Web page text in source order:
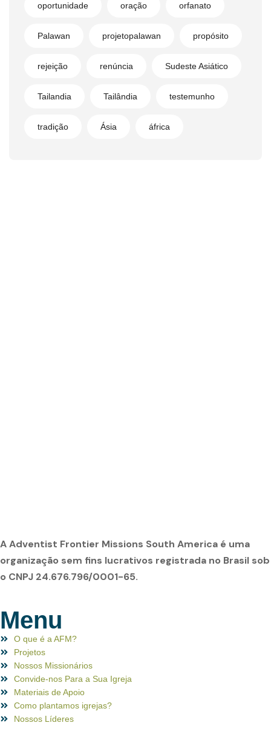
oportunidade oração orfanato
Palawan projetopalawan propósito
rejeição renúncia Sudeste Asiático
Tailandia Tailândia testemunho
tradição Ásia áfrica
A Adventist Frontier Missions South America é uma
organização sem fins lucrativos registrada no Brasil sob
o CNPJ 24.676.796/0001-65.
Menu
O que é a AFM?
Projetos
Nossos Missionários
Convide-nos Para a Sua Igreja
Materiais de Apoio
Como plantamos igrejas?
Nossos Líderes